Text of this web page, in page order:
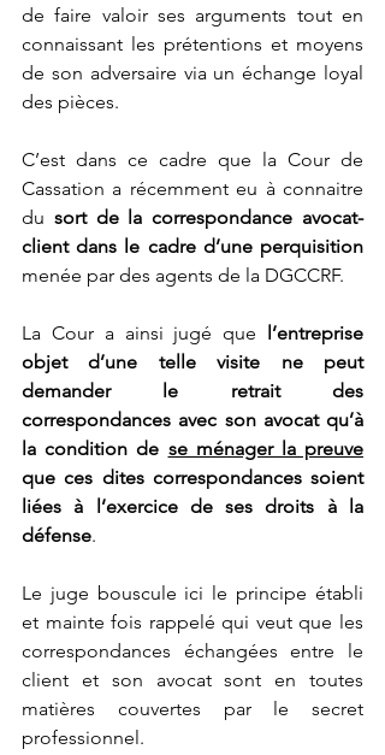
de faire valoir ses arguments tout en
connaissant les prétentions et moyens
de son adversaire via un échange loyal
des pièces.
C’est dans ce cadre que la Cour de
Cassation a récemment eu à connaitre
du sort de la correspondance avocat-
client dans le cadre d’une perquisition
menée par des agents de la DGCCRF.
La Cour a ainsi jugé que l’entreprise
objet d’une telle visite ne peut
demander le retrait des
correspondances avec son avocat qu’à
la condition de se ménager la preuve
que ces dites correspondances soient
liées à l’exercice de ses droits à la
défense.
Le juge bouscule ici le principe établi
et mainte fois rappelé qui veut que les
correspondances échangées entre le
client et son avocat sont en toutes
matières couvertes par le secret
professionnel.